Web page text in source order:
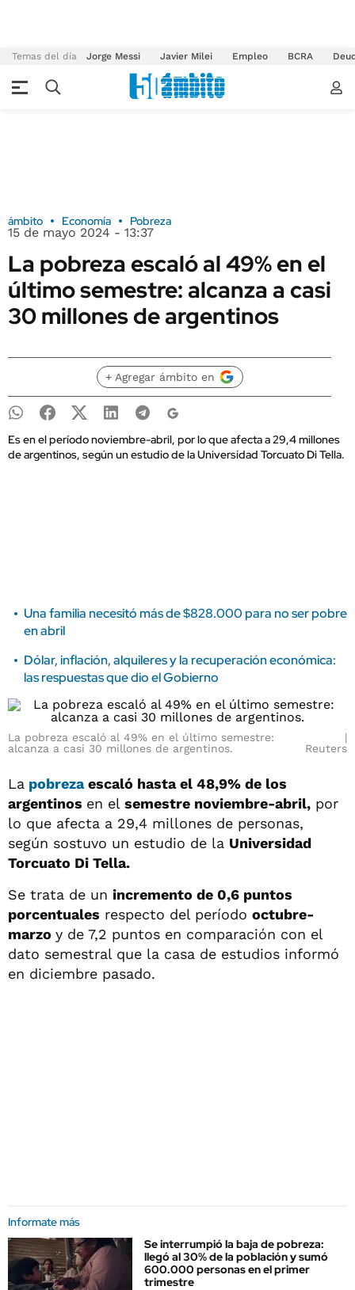
Temas del día Jorge Messi Javier Milei Empleo BCRA
ámbito Economía Pobreza
15 de mayo 2024 - 13:37
La pobreza escaló al 49% en el
último semestre: alcanza a casi
30 millones de argentinos
+ Agregar ámbito en
Es en el período noviembre-abril, por lo que afecta a 29,4 millones
de argentinos, según un estudio de la Universidad Torcuato Di Tella.
Una familia necesitó más de $828.000 para no ser pobre
en abril
Dólar, inflación, alquileres y la recuperación económica:
las respuestas que dio el Gobierno
La pobreza escaló al 49% en el último semestre:
alcanza a casi 30 millones de argentinos.
Reuters
La pobrezaescaló hasta el 48,9% de los
argentinos en el semestre noviembre-abril, por
lo que afecta a 29,4 millones de personas,
según sostuvo un estudio de la Universidad
Torcuato Di Tella.
Se trata de un incremento de 0,6 puntos
porcentuales respecto del período octubre-
marzo y de 7,2 puntos en comparación con el
dato semestral que la casa de estudios informó
en diciembre pasado.
Informate más
Se interrumpió la baja de pobreza:
llegó al 30% de la población y sumó
600.000 personas en el primer
trimestre